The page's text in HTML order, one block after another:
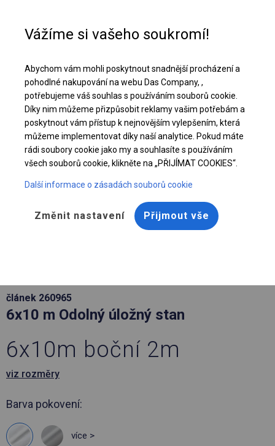
Stáhněte si nabídku PDF
článek 260965
6x10 m Odolný úložný stan
6x10m boční 2m
viz rozměry
Barva pokovení:
více >
Vážíme si vašeho soukromí!
Abychom vám mohli poskytnout snadnější procházení a
pohodlné nakupování na webu Das Company, ,
potřebujeme váš souhlas s používáním souborů cookie.
Díky nim můžeme přizpůsobit reklamy vašim potřebám a
poskytnout vám přístup k nejnovějším vylepšením, která
můžeme implementovat díky naší analytice. Pokud máte
rádi soubory cookie jako my a souhlasíte s používáním
všech souborů cookie, klikněte na „PŘIJÍMAT COOKIES“.
Další informace o zásadách souborů cookie
Změnit nastavení Přijmout vše